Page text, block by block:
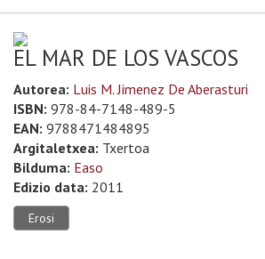
EL MAR DE LOS VASCOS
Autorea: Luis M. Jimenez De Aberasturi
ISBN: 978-84-7148-489-5
EAN: 9788471484895
Argitaletxea: Txertoa
Bilduma: Easo
Edizio data: 2011
Erosi